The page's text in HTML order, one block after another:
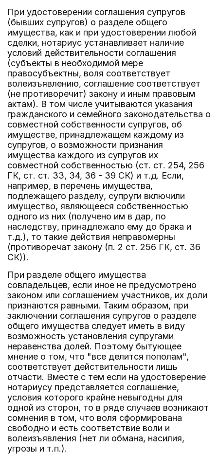
При удостоверении соглашения супругов
(бывших супругов) о разделе общего
имущества, как и при удостоверении любой
сделки, нотариус устанавливает наличие
условий действительности соглашения
(субъекты в необходимой мере
правосубъектны, воля соответствует
волеизъявлению, соглашение соответствует
(не противоречит) закону и иным правовым
актам). В том числе учитываются указания
гражданского и семейного законодательства о
совместной собственности супругов, об
имуществе, принадлежащем каждому из
супругов, о возможности признания
имущества каждого из супругов их
совместной собственностью (ст. ст. 254, 256
ГК, ст. ст. 33, 34, 36 - 39 СК) и т.д. Если,
например, в перечень имущества,
подлежащего разделу, супруги включили
имущество, являющееся собственностью
одного из них (получено им в дар, по
наследству, принадлежало ему до брака и
т.д.), то такие действия неправомерны
(противоречат закону (п. 2 ст. 256 ГК, ст. 36
СК)).
При разделе общего имущества
совладельцев, если иное не предусмотрено
законом или соглашением участников, их доли
признаются равными. Таким образом, при
заключении соглашения супругов о разделе
общего имущества следует иметь в виду
возможность установления супругами
неравенства долей. Поэтому бытующее
мнение о том, что "все делится пополам",
соответствует действительности лишь
отчасти. Вместе с тем если на удостоверение
нотариусу представляется соглашение,
условия которого крайне невыгодны для
одной из сторон, то в ряде случаев возникают
сомнения в том, что воля сформирована
свободно и есть соответствие воли и
волеизъявления (нет ли обмана, насилия,
угрозы и т.п.).